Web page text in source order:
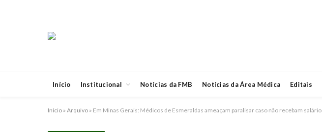
Início Institucional Notícias da FMB Notícias da Área Médica Editais
Início » Arquivo » Em Minas Gerais: Médicos de Esmeraldas ameaçam paralisar caso não recebam salário